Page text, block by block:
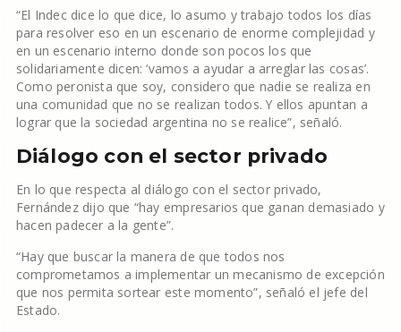
“El Indec dice lo que dice, lo asumo y trabajo todos los días
para resolver eso en un escenario de enorme complejidad y
en un escenario interno donde son pocos los que
solidariamente dicen: ‘vamos a ayudar a arreglar las cosas’.
Como peronista que soy, considero que nadie se realiza en
una comunidad que no se realizan todos. Y ellos apuntan a
lograr que la sociedad argentina no se realice”, señaló.
Diálogo con el sector privado
En lo que respecta al diálogo con el sector privado,
Fernández dijo que “hay empresarios que ganan demasiado y
hacen padecer a la gente”.
“Hay que buscar la manera de que todos nos
comprometamos a implementar un mecanismo de excepción
que nos permita sortear este momento”, señaló el jefe del
Estado.